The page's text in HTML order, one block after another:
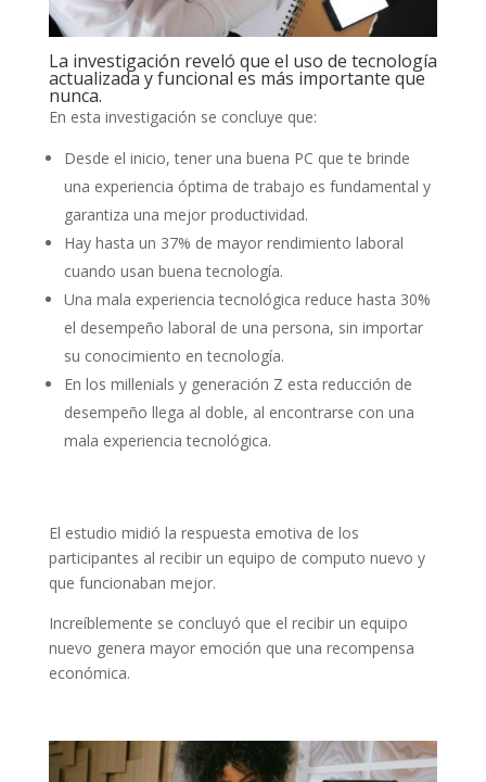
La investigación reveló que el uso de tecnología
actualizada y funcional es más importante que
nunca.
En esta investigación se concluye que:
Desde el inicio, tener una buena PC que te brinde
una experiencia óptima de trabajo es fundamental y
garantiza una mejor productividad.
Hay hasta un 37% de mayor rendimiento laboral
cuando usan buena tecnología.
Una mala experiencia tecnológica reduce hasta 30%
el desempeño laboral de una persona, sin importar
su conocimiento en tecnología.
En los millenials y generación Z esta reducción de
desempeño llega al doble, al encontrarse con una
mala experiencia tecnológica.
El estudio midió la respuesta emotiva de los
participantes al recibir un equipo de computo nuevo y
que funcionaban mejor.
Increíblemente se concluyó que el recibir un equipo
nuevo genera mayor emoción que una recompensa
económica.